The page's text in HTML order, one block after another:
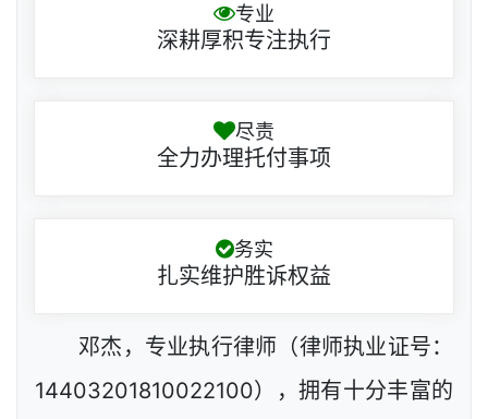
专业
深耕厚积专注执行
尽责
全力办理托付事项
务实
扎实维护胜诉权益
邓杰，专业执行律师（律师执业证号：
14403201810022100），拥有十分丰富的